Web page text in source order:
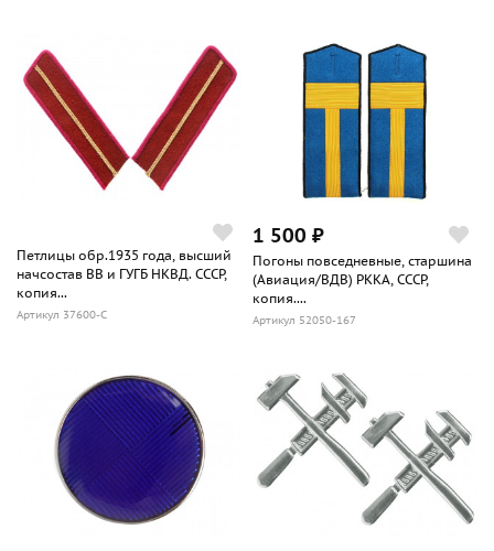
Петлицы обр.1935 года, высший
начсостав ВВ и ГУГБ НКВД. СССР,
копия...
Артикул 37600-С
1 500 ₽
Погоны повседневные, старшина
(Авиация/ВДВ) РККА, СССР,
копия....
Артикул 52050-167